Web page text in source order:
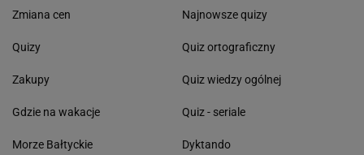
Zmiana cen
Quizy
Zakupy
Gdzie na wakacje
Morze Bałtyckie
Najnowsze quizy
Quiz ortograficzny
Quiz wiedzy ogólnej
Quiz - seriale
Dyktando